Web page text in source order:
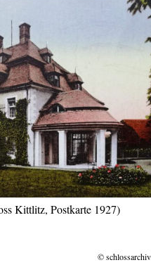
Kittlitz, Postkarte 1927)
©